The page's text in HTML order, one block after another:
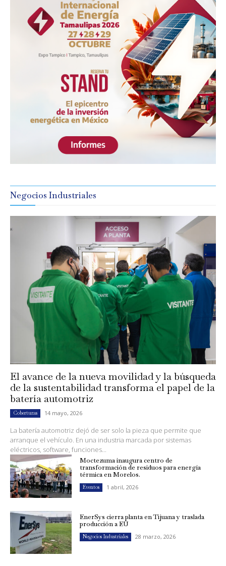
Negocios Industriales
El avance de la nueva movilidad y la búsqueda
de la sustentabilidad transforma el papel de la
batería automotriz
Coberturas 14 mayo, 2026
La batería automotriz dejó de ser solo la pieza que permite que
arranque el vehículo. En una industria marcada por sistemas
eléctricos, software, funciones...
Moctezuma inaugura centro de
transformación de residuos para energía
térmica en Morelos.
Eventos 1 abril, 2026
EnerSys cierra planta en Tijuana y traslada
producción a EU
Negocios Industriales 28 marzo, 2026